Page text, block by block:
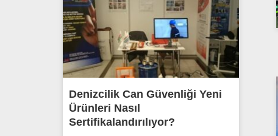
Denizcilik Can Güvenliği Yeni
Ürünleri Nasıl
Sertifikalandırılıyor?